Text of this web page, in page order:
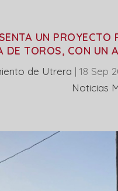
UN
DE TOROS, CON UN
de Utrera |18 Sep
‎Noticias